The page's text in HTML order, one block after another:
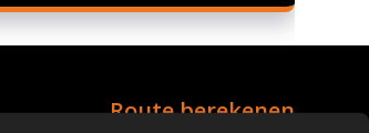
Route berekenen